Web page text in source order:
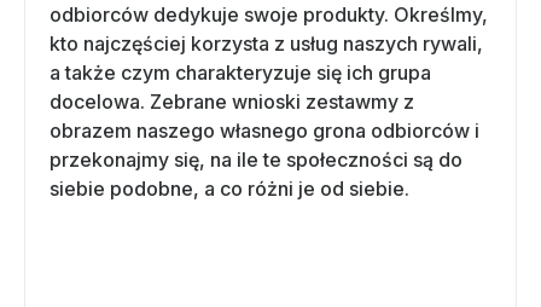
odbiorców dedykuje swoje produkty. Określmy,
kto najczęściej korzysta z usług naszych rywali,
a także czym charakteryzuje się ich grupa
docelowa. Zebrane wnioski zestawmy z
obrazem naszego własnego grona odbiorców i
przekonajmy się, na ile te społeczności są do
siebie podobne, a co różni je od siebie.